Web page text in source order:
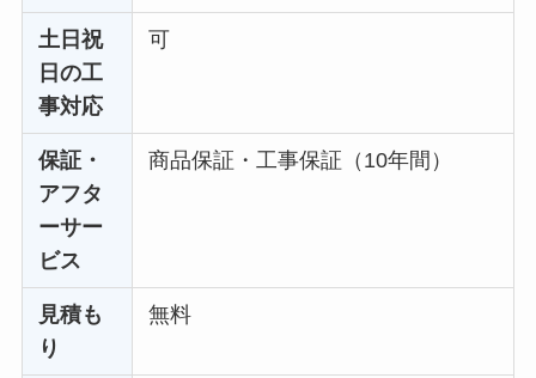
土日祝
日の工
事対応
可
保証・
アフタ
ーサー
ビス
商品保証・工事保証（10年間）
見積も
り
無料